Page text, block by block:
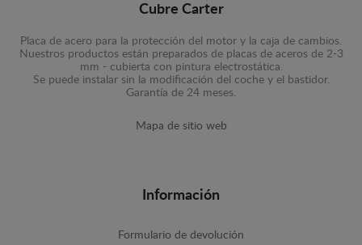
Cubre Carter
Placa de acero para la protección del motor y la caja de cambios.
Nuestros productos están preparados de placas de aceros de 2-3
mm - cubierta con pintura electrostática.
Se puede instalar sin la modificación del coche y el bastidor.
Garantía de 24 meses.
Mapa de sitio web
Información
Formulario de devolución